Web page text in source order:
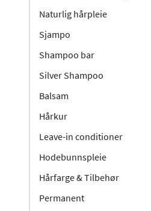
Naturlig hårpleie
Sjampo
Shampoo bar
Silver Shampoo
Balsam
Hårkur
Leave-in conditioner
Hodebunnspleie
Hårfarge & Tilbehør
Permanent